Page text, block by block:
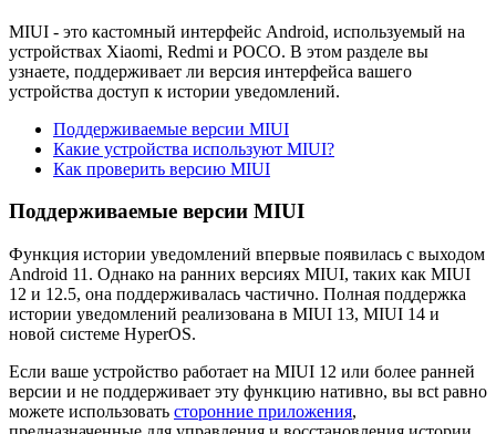
MIUI - это кастомный интерфейс Android, используемый на
устройствах Xiaomi, Redmi и POCO. В этом разделе вы
узнаете, поддерживает ли версия интерфейса вашего
устройства доступ к истории уведомлений.
Поддерживаемые версии MIUI
Какие устройства используют MIUI?
Как проверить версию MIUI
Поддерживаемые версии MIUI
Функция истории уведомлений впервые появилась с выходом
Android 11. Однако на ранних версиях MIUI, таких как MIUI
12 и 12.5, она поддерживалась частично. Полная поддержка
истории уведомлений реализована в MIUI 13, MIUI 14 и
новой системе HyperOS.
Если ваше устройство работает на MIUI 12 или более ранней
версии и не поддерживает эту функцию нативно, вы всt равно
можете использовать сторонние приложения,